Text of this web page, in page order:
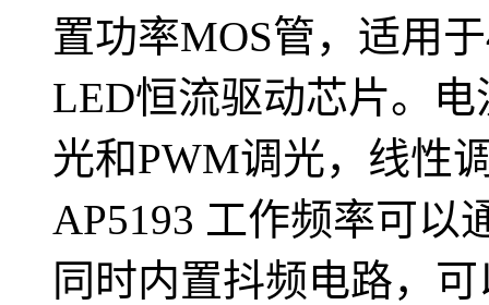
置功率MOS管，适用
LED恒流驱动芯片。
光和PWM调光，线性
AP5193 工作频率可以
同时内置抖频电路，